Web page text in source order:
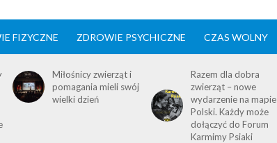
FIZYCZNE ZDROWIE PSYCHICZNE CZAS WOLNY
Miłośnicy zwierząt i
pomagania mieli swój
wielki dzień
Razem dla dobra
zwierząt – nowe
wydarzenie na mapie
Polski. Każdy może
dołączyć do Forum
Karmimy Psiaki